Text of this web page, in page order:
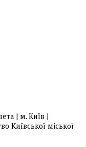
| м. Київ |
Київської міської